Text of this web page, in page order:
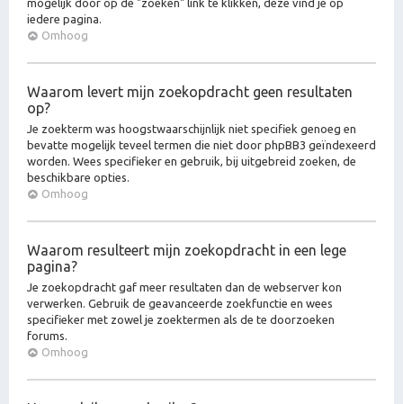
mogelijk door op de "zoeken" link te klikken, deze vind je op
iedere pagina.
Omhoog
Waarom levert mijn zoekopdracht geen resultaten
op?
Je zoekterm was hoogstwaarschijnlijk niet specifiek genoeg en
bevatte mogelijk teveel termen die niet door phpBB3 geïndexeerd
worden. Wees specifieker en gebruik, bij uitgebreid zoeken, de
beschikbare opties.
Omhoog
Waarom resulteert mijn zoekopdracht in een lege
pagina?
Je zoekopdracht gaf meer resultaten dan de webserver kon
verwerken. Gebruik de geavanceerde zoekfunctie en wees
specifieker met zowel je zoektermen als de te doorzoeken
forums.
Omhoog